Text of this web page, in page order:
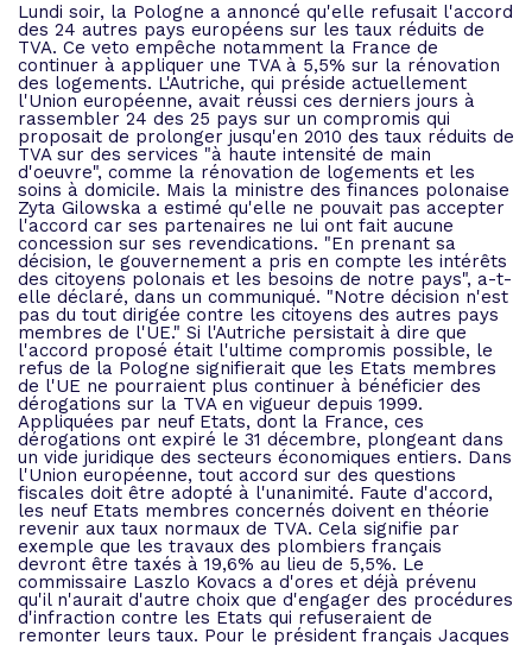
Lundi soir, la Pologne a annoncé qu'elle refusait l'accord
des 24 autres pays européens sur les taux réduits de
TVA. Ce veto empêche notamment la France de
continuer à appliquer une TVA à 5,5% sur la rénovation
des logements. L'Autriche, qui préside actuellement
l'Union européenne, avait réussi ces derniers jours à
rassembler 24 des 25 pays sur un compromis qui
proposait de prolonger jusqu'en 2010 des taux réduits de
TVA sur des services "à haute intensité de main
d'oeuvre", comme la rénovation de logements et les
soins à domicile. Mais la ministre des finances polonaise
Zyta Gilowska a estimé qu'elle ne pouvait pas accepter
l'accord car ses partenaires ne lui ont fait aucune
concession sur ses revendications. "En prenant sa
décision, le gouvernement a pris en compte les intérêts
des citoyens polonais et les besoins de notre pays", a-t-
elle déclaré, dans un communiqué. "Notre décision n'est
pas du tout dirigée contre les citoyens des autres pays
membres de l'UE." Si l'Autriche persistait à dire que
l'accord proposé était l'ultime compromis possible, le
refus de la Pologne signifierait que les Etats membres
de l'UE ne pourraient plus continuer à bénéficier des
dérogations sur la TVA en vigueur depuis 1999.
Appliquées par neuf Etats, dont la France, ces
dérogations ont expiré le 31 décembre, plongeant dans
un vide juridique des secteurs économiques entiers. Dans
l'Union européenne, tout accord sur des questions
fiscales doit être adopté à l'unanimité. Faute d'accord,
les neuf Etats membres concernés doivent en théorie
revenir aux taux normaux de TVA. Cela signifie par
exemple que les travaux des plombiers français
devront être taxés à 19,6% au lieu de 5,5%. Le
commissaire Laszlo Kovacs a d'ores et déjà prévenu
qu'il n'aurait d'autre choix que d'engager des procédures
d'infraction contre les Etats qui refuseraient de
remonter leurs taux. Pour le président français Jacques